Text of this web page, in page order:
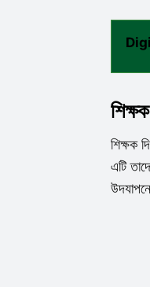
শিক্ষক
এটি